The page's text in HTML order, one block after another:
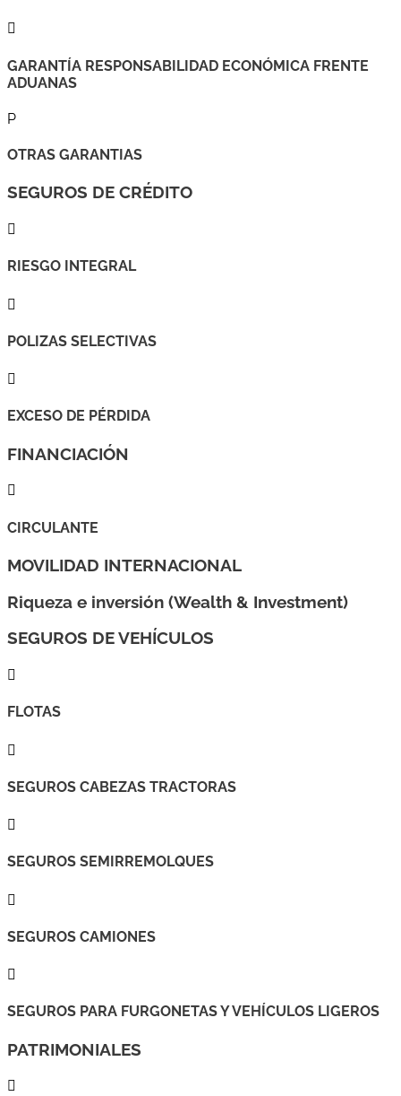

GARANTÍA RESPONSABILIDAD ECONÓMICA FRENTE
ADUANAS
P
OTRAS GARANTIAS
SEGUROS DE CRÉDITO

RIESGO INTEGRAL

POLIZAS SELECTIVAS

EXCESO DE PÉRDIDA
FINANCIACIÓN

CIRCULANTE
MOVILIDAD INTERNACIONAL
Riqueza e inversión (Wealth & Investment)
SEGUROS DE VEHÍCULOS

FLOTAS

SEGUROS CABEZAS TRACTORAS

SEGUROS SEMIRREMOLQUES

SEGUROS CAMIONES

SEGUROS PARA FURGONETAS Y VEHÍCULOS LIGEROS
PATRIMONIALES
